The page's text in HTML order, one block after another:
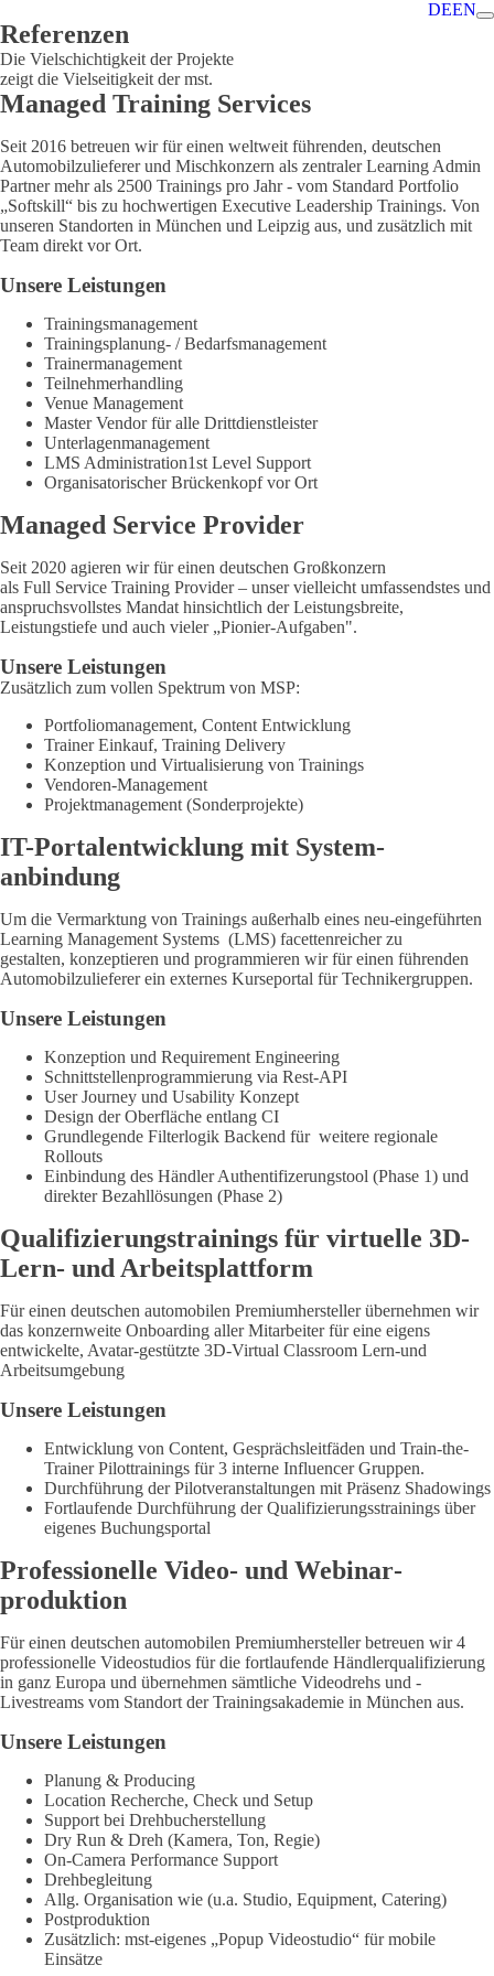
DEEN
Referenzen
Die Vielschichtigkeit der Projekte
zeigt die Vielseitigkeit der mst.
Managed Training Services
Seit 2016 betreuen wir für einen weltweit führenden, deutschen
Automobilzulieferer und Mischkonzern als zentraler Learning Admin
Partner mehr als 2500 Trainings pro Jahr - vom Standard Portfolio
„Softskill“ bis zu hochwertigen Executive Leadership Trainings. Von
unseren Standorten in München und Leipzig aus, und zusätzlich mit
Team direkt vor Ort.
Unsere Leistungen
Trainingsmanagement
Trainingsplanung- / Bedarfsmanagement
Trainermanagement
Teilnehmerhandling
Venue Management
Master Vendor für alle Drittdienstleister
Unterlagenmanagement
LMS Administration1st Level Support
Organisatorischer Brückenkopf vor Ort
Managed Service Provider
Seit 2020 agieren wir für einen deutschen Großkonzern
als Full Service Training Provider – unser vielleicht umfassendstes und
anspruchsvollstes Mandat hinsichtlich der Leistungsbreite,
Leistungstiefe und auch vieler „Pionier-Aufgaben".
Unsere Leistungen
Zusätzlich zum vollen Spektrum von MSP:
Portfoliomanagement, Content Entwicklung
Trainer Einkauf, Training Delivery
Konzeption und Virtualisierung von Trainings
Vendoren-Management
Projektmanagement (Sonderprojekte)
IT-Portal­entwicklung mit System­
anbindung
Um die Vermarktung von Trainings außerhalb eines neu-eingeführten
Learning Management Systems (LMS) facettenreicher zu
gestalten, konzeptieren und programmieren wir für einen führenden
Automobilzulieferer ein externes Kurseportal für Technikergruppen.
Unsere Leistungen
Konzeption und Requirement Engineering
Schnittstellenprogrammierung via Rest-API
User Journey und Usability Konzept
Design der Oberfläche entlang CI
Grundlegende Filterlogik Backend für weitere regionale
Rollouts
Einbindung des Händler Authentifizerungstool (Phase 1) und
direkter Bezahllösungen (Phase 2)
Qualifizierungs­trainings für virtuelle 3D-
Lern- und Arbeitsplattform
Für einen deutschen automobilen Premiumhersteller übernehmen wir
das konzernweite Onboarding aller Mitarbeiter für eine eigens
entwickelte, Avatar-gestützte 3D-Virtual Classroom Lern-und
Arbeitsumgebung
Unsere Leistungen
Entwicklung von Content, Gesprächsleitfäden und Train-the-
Trainer Pilottrainings für 3 interne Influencer Gruppen.
Durchführung der Pilotveranstaltungen mit Präsenz Shadowings
Fortlaufende Durchführung der Qualifizierungsstrainings über
eigenes Buchungsportal
Professionelle Video- und Webinar­
produktion
Für einen deutschen automobilen Premiumhersteller betreuen wir 4
professionelle Videostudios für die fortlaufende Händlerqualifizierung
in ganz Europa und übernehmen sämtliche Videodrehs und -
Livestreams vom Standort der Trainingsakademie in München aus.
Unsere Leistungen
Planung & Producing
Location Recherche, Check und Setup
Support bei Drehbucherstellung
Dry Run & Dreh (Kamera, Ton, Regie)
On-Camera Performance Support
Drehbegleitung
Allg. Organisation wie (u.a. Studio, Equipment, Catering)
Postproduktion
Zusätzlich: mst-eigenes „Popup Videostudio“ für mobile
Einsätze